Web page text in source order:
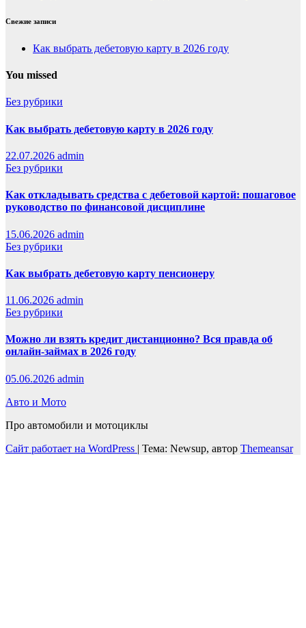
Свежие записи
Как выбрать дебетовую карту в 2026 году
You missed
Без рубрики
Как выбрать дебетовую карту в 2026 году
22.07.2026 admin
Без рубрики
Как откладывать средства с дебетовой картой: пошаговое
руководство по финансовой дисциплине
15.06.2026 admin
Без рубрики
Как выбрать дебетовую карту пенсионеру
11.06.2026 admin
Без рубрики
Можно ли взять кредит дистанционно? Вся правда об
онлайн-займах в 2026 году
05.06.2026 admin
Авто и Мото
Про автомобили и мотоциклы
Сайт работает на WordPress | Тема: Newsup, автор Themeansar